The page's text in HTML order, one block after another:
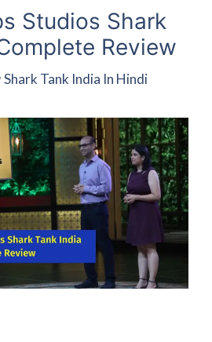
Studios Shark
Review
Shark Tank India In Hindi